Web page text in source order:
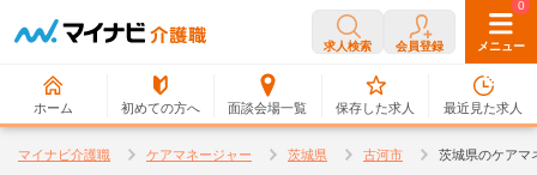
求人検索 会員登録 メニュー
ホーム 初めての方へ 面談会場一覧
0
保存した求人
0
最近見た求人
マイナビ介護職 ケアマネージャー 茨城県 古河市 茨城県のケアマ